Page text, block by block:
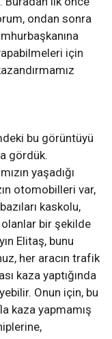
ondan sonra
için
bu görüntüyü
gördük.
yaşadığı
otomobilleri var,
kaskolu,
olanlar bir şekilde
Elitaş, bunu
her aracın trafik
kaza yaptığında
Onun için, bu
kaza yapmamış